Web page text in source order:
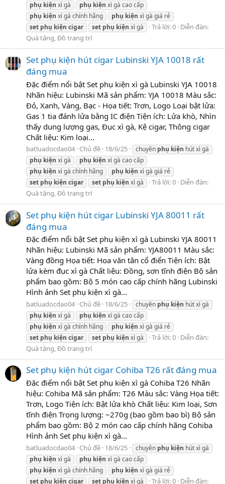
phụ kiện xì gà phụ kiện xì gà cao cấp
phụ kiện xì gà chính hãng phụ kiện xì gà giá rẻ
set phụ kiện cigar set phụ kiện xì gà Trả lời: 0 Diễn đàn:
Quà tặng, Đồ trang trí
Set phụ kiện hút cigar Lubinski YJA 10018 rất
đáng mua
Đặc điểm nổi bật Set phụ kiện xì gà Lubinski YJA 10018
Nhãn hiệu: Lubinski Mã sản phẩm: YJA 10018 Màu sắc:
Đỏ, Xanh, Vàng, Bạc - Họa tiết: Trơn, Logo Loại bật lửa:
Gas 1 tia đánh lửa bằng IC điện Tiện ích: Lửa khò, Nhìn
thấy dung lượng gas, Đục xì gà, Kệ cigar, Thông cigar
Chất liệu: Kim loại...
batluadocdao04 Chủ đề 18/6/25 chuyên phụ kiện hút xì gà
phụ kiện xì gà phụ kiện xì gà cao cấp
phụ kiện xì gà chính hãng phụ kiện xì gà giá rẻ
set phụ kiện cigar set phụ kiện xì gà Trả lời: 0 Diễn đàn:
Quà tặng, Đồ trang trí
Set phụ kiện hút cigar Lubinski YJA 80011 rất
đáng mua
Đặc điểm nổi bật Set phụ kiện xì gà Lubinski YJA 80011
Nhãn hiệu: Lubinski Mã sản phẩm: YJA80011 Màu sắc:
Vàng đồng Họa tiết: Hoa văn tân cổ điển Tiện ích: Bật
lửa kèm đục xì gà Chất liệu: Đồng, sơn tĩnh điện Bộ sản
phẩm bao gồm: Bộ 5 món cao cấp chính hãng Lubinski
Hình ảnh Set phụ kiện xì gà...
batluadocdao04 Chủ đề 18/6/25 chuyên phụ kiện hút xì gà
phụ kiện xì gà phụ kiện xì gà cao cấp
phụ kiện xì gà chính hãng phụ kiện xì gà giá rẻ
set phụ kiện cigar set phụ kiện xì gà Trả lời: 0 Diễn đàn:
Quà tặng, Đồ trang trí
Set phụ kiện hút cigar Cohiba T26 rất đáng mua
Đặc điểm nổi bật Set phụ kiện xì gà Cohiba T26 Nhãn
hiệu: Cohiba Mã sản phẩm: T26 Màu sắc: Vàng Họa tiết:
Trơn, Logo Tiện ích: Bật lửa khò Chất liệu: Kim loại, Sơn
tĩnh điện Trọng lượng: ~270g (bao gồm bao bì) Bộ sản
phẩm bao gồm: Bộ 2 món cao cấp chính hãng Cohiba
Hình ảnh Set phụ kiện xì gà...
batluadocdao04 Chủ đề 18/6/25 chuyên phụ kiện hút xì gà
phụ kiện xì gà phụ kiện xì gà cao cấp
phụ kiện xì gà chính hãng phụ kiện xì gà giá rẻ
set phụ kiện cigar set phụ kiện xì gà Trả lời: 0 Diễn đàn: